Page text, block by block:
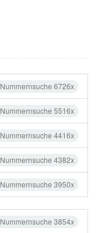
Nummernsuche 6726x
Nummernsuche 5516x
Nummernsuche 4416x
Nummernsuche 4382x
Nummernsuche 3950x
Nummernsuche 3854x